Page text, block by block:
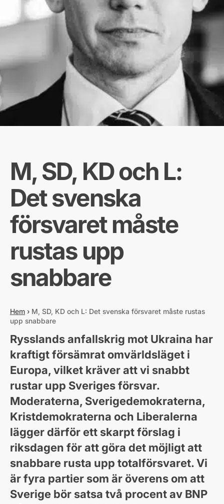
M, SD, KD och L:
Det svenska
försvaret måste
rustas upp
snabbare
Hem › M, SD, KD och L: Det svenska försvaret måste rustas
upp snabbare
Rysslands anfallskrig mot Ukraina har
kraftigt försämrat omvärldsläget i
Europa, vilket kräver att vi snabbt
rustar upp Sveriges försvar.
Moderaterna, Sverigedemokraterna,
Kristdemokraterna och Liberalerna
lägger därför ett skarpt förslag i
riksdagen för att göra det möjligt att
snabbare rusta upp totalförsvaret. Vi
är fyra partier som är överens om att
Sverige bör satsa två procent av BNP